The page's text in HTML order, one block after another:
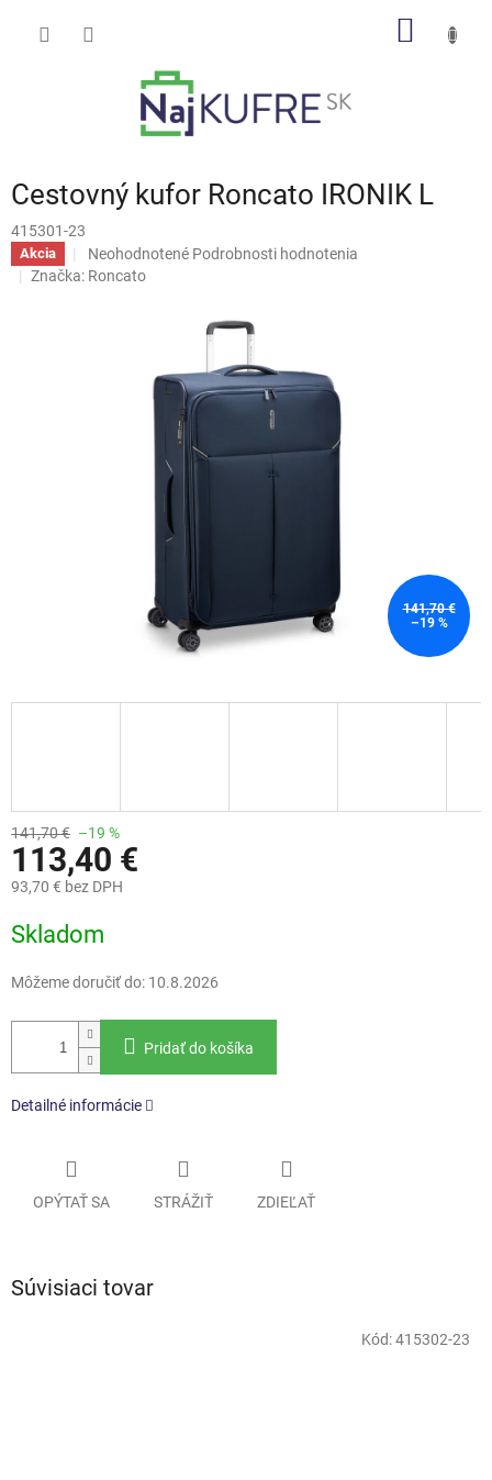
Cestovný kufor Roncato IRONIK L
415301-23
Akcia
Priemerné
hodnotenie
hviezdičiek.
Neohodnotené Podrobnosti hodnotenia
Značka: Roncato
141,70 €
–19 %
141,70 € –19 %
113,40 €
93,70 € bez DPH
cena:
Skladom
Môžeme doručiť do: 10.8.2026
Pridať do košíka
Detailné informácie
OPÝTAŤ SA STRÁŽIŤ ZDIEĽAŤ
Súvisiaci tovar
Kód:415302-23